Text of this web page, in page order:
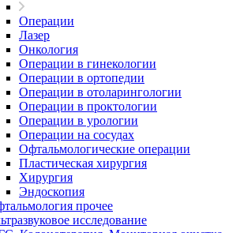
Операции
Лазер
Онкология
Операции в гинекологии
Операции в ортопедии
Операции в отоларингологии
Операции в проктологии
Операции в урологии
Операции на сосудах
Офтальмологические операции
Пластическая хирургия
Хирургия
Эндоскопия
прочее
исследование